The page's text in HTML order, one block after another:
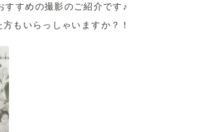
すすめの撮影のご紹介です♪
もいらっしゃいますか？！